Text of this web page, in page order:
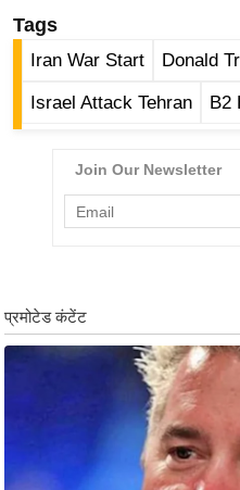
g
N
e
w
टे
क्नॉ
लॉ
ब्यू
टी
Tags
Iran War Start Donald
Israel Attack Tehran B2